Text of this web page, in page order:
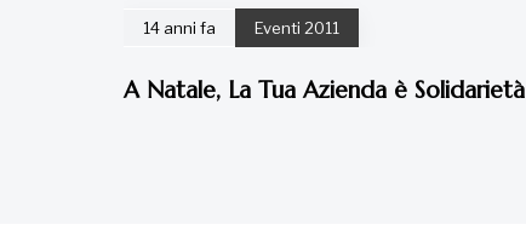
14 anni fa Eventi 2011
A Natale, La Tua Azienda è Solidarietà